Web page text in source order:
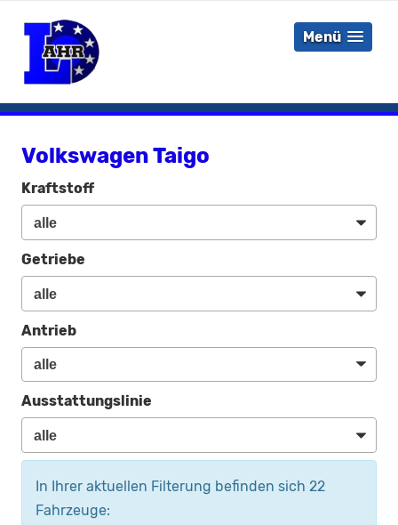
Menü
Volkswagen Taigo
Kraftstoff
Getriebe
Antrieb
Ausstattungslinie
In Ihrer aktuellen Filterung befinden sich 22
Fahrzeuge: